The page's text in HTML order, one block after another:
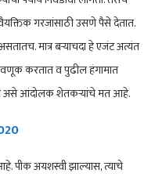
गरजांसाठी उसणे पैसे देतात.
मात्र बऱ्याचदा हे एजंट अत्यंत
करतात व पुढील हंगामात
असे आंदोलक शेतकऱ्यांचे मत आहे.
पीक अयशस्वी झाल्यास, त्याचे